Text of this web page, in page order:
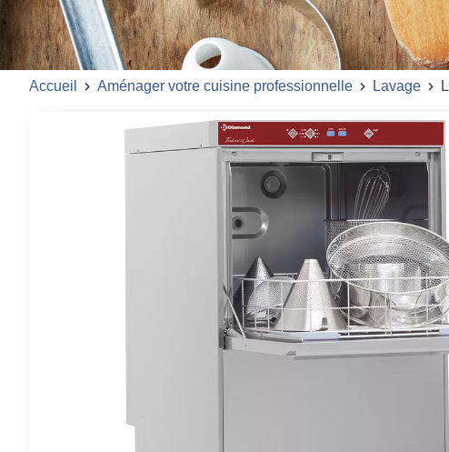
Accueil Aménager votre cuisine professionnelle Lavage